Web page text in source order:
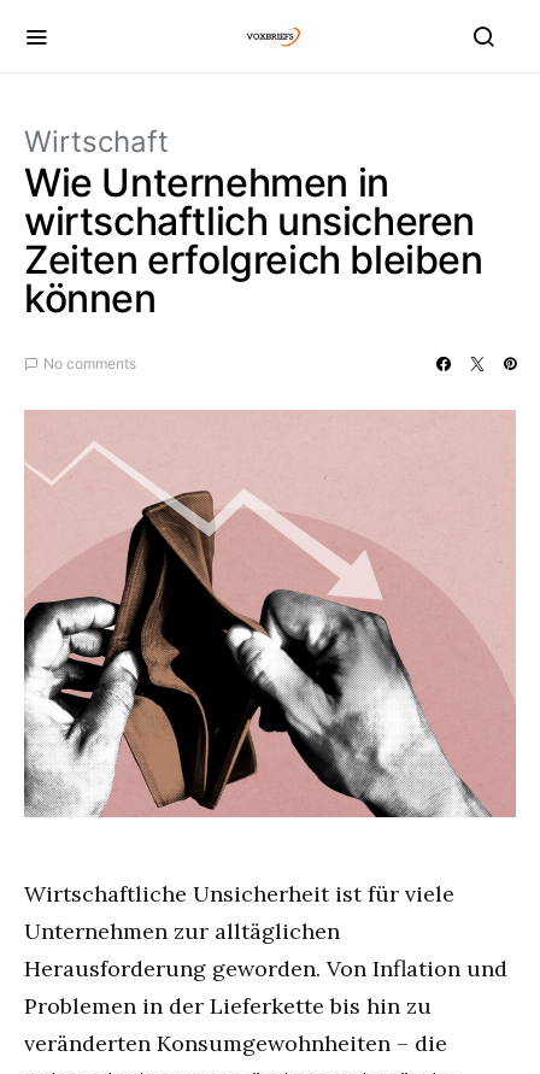
Wirtschaft
Wie Unternehmen in
wirtschaftlich unsicheren
Zeiten erfolgreich bleiben
können
No comments
Wirtschaftliche Unsicherheit ist für viele
Unternehmen zur alltäglichen
Herausforderung geworden. Von Inflation und
Problemen in der Lieferkette bis hin zu
veränderten Konsumgewohnheiten – die